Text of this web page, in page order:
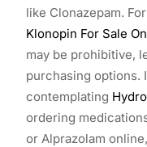
like Clonazepam.
Klonopin For Sale
may be prohibitive,
purchasing options.
contemplating
ordering
or Alprazolam